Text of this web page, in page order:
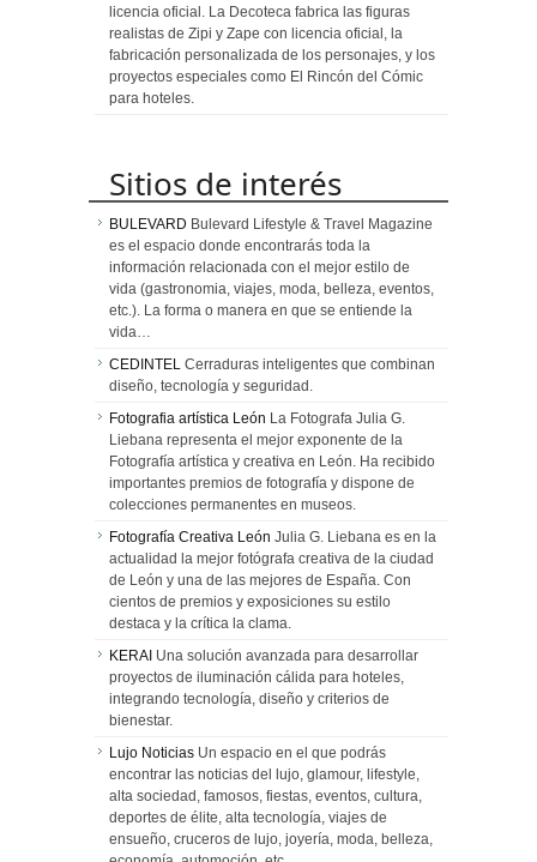
licencia oficial. La Decoteca fabrica las figuras
realistas de Zipi y Zape con licencia oficial, la
fabricación personalizada de los personajes, y los
proyectos especiales como El Rincón del Cómic
para hoteles.
Sitios de interés
BULEVARD Bulevard Lifestyle & Travel Magazine
es el espacio donde encontrarás toda la
información relacionada con el mejor estilo de
vida (gastronomia, viajes, moda, belleza, eventos,
etc.). La forma o manera en que se entiende la
vida…
CEDINTEL Cerraduras inteligentes que combinan
diseño, tecnología y seguridad.
Fotografia artística León La Fotografa Julia G.
Liebana representa el mejor exponente de la
Fotografía artística y creativa en León. Ha recibido
importantes premios de fotografía y dispone de
colecciones permanentes en museos.
Fotografía Creativa León Julia G. Liebana es en la
actualidad la mejor fotógrafa creativa de la ciudad
de León y una de las mejores de España. Con
cientos de premios y exposiciones su estilo
destaca y la crítica la clama.
KERAI Una solución avanzada para desarrollar
proyectos de iluminación cálida para hoteles,
integrando tecnología, diseño y criterios de
bienestar.
Lujo Noticias Un espacio en el que podrás
encontrar las noticias del lujo, glamour, lifestyle,
alta sociedad, famosos, fiestas, eventos, cultura,
deportes de élite, alta tecnología, viajes de
ensueño, cruceros de lujo, joyería, moda, belleza,